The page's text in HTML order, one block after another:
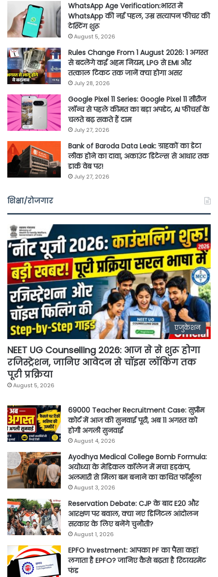
WhatsApp Age Verification:भारत में
WhatsApp की नई पहल, उम्र सत्यापन फीचर की
टेस्टिंग शुरू
August 5, 2026
Rules Change From 1 August 2026: 1 अगस्त
से बदलेंगे कई अहम नियम, LPG से EMI और
तत्काल टिकट तक जानें क्या होगा असर
July 28, 2026
Google Pixel 11 Series: Google Pixel 11 सीरीज
लॉन्च से पहले कीमत का बड़ा अपडेट, AI फीचर्स के
चलते बढ़ सकते हैं दाम
July 27, 2026
Bank of Baroda Data Leak: ग्राहकों का डेटा
लीक होने का दावा, अकाउंट डिटेल्स से आधार तक
डार्क वेब पर!
July 27, 2026
शिक्षा/रोजगार
एजुकेशन
NEET UG Counselling 2026: आज से से शुरू होगा
रजिस्ट्रेशन, जानिए आवेदन से चॉइस लॉकिंग तक
पूरी प्रक्रिया
August 5, 2026
69000 Teacher Recruitment Case: सुप्रीम
कोर्ट में आज की सुनवाई पूरी, अब 11 अगस्त को
होगी अगली सुनवाई
August 4, 2026
Ayodhya Medical College Bomb Formula:
अयोध्या के मेडिकल कॉलेज में मचा हड़कंप,
अलमारी से मिला बम बनाने का कथित फॉर्मूला
August 3, 2026
Reservation Debate: CJP के बाद E20 और
आरक्षण पर बवाल, क्या नए डिजिटल आंदोलन
सरकार के लिए बनेंगे चुनौती?
August 1, 2026
EPFO Investment: आपका PF का पैसा कहां
लगाता है EPFO? जानिए कैसे बढ़ता है रिटायरमेंट
फंड